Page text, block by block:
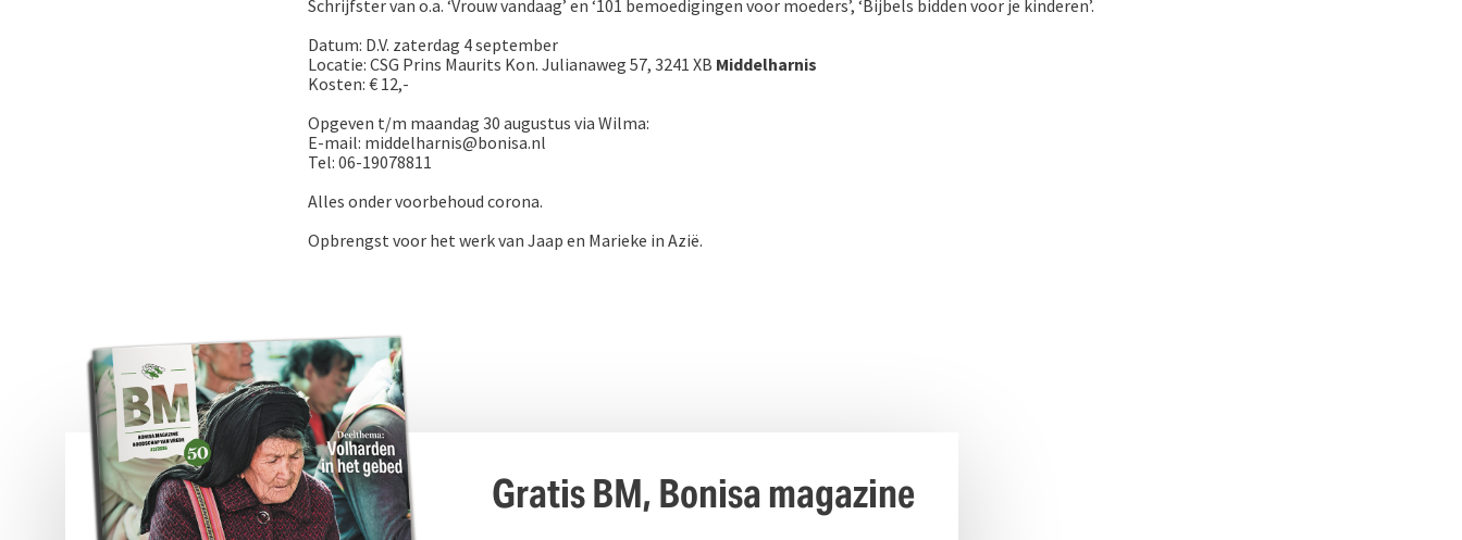
Schrijfster van o.a. ‘Vrouw vandaag’ en ‘101 bemoedigingen voor moeders’, ‘Bijbels bidden voor je kinderen’.
Datum: D.V. zaterdag 4 september
Locatie: CSG Prins Maurits Kon. Julianaweg 57, 3241 XB Middelharnis
Kosten: € 12,-
Opgeven t/m maandag 30 augustus via Wilma:
E-mail: middelharnis@bonisa.nl
Tel: 06-19078811
Alles onder voorbehoud corona.
Opbrengst voor het werk van Jaap en Marieke in Azië.
Gratis BM, Bonisa magazine